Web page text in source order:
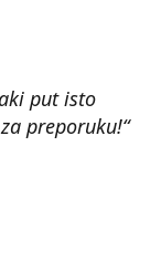
put isto
preporuku!“